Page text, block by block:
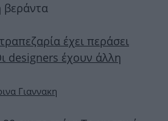
βεράντα
έχει περάσει
designers έχουν άλλη
Γιαννακη